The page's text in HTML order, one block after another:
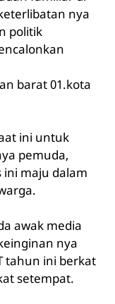
nya
politik
barat 01.kota
ini untuk
pemuda,
ini maju dalam
awak media
nya
tahun ini berkat
setempat.